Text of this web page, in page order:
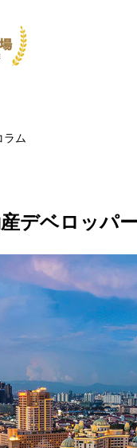
ラム
デベロッパ